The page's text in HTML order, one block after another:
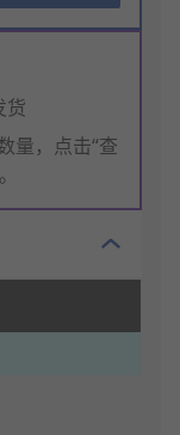
货
量，点击“查